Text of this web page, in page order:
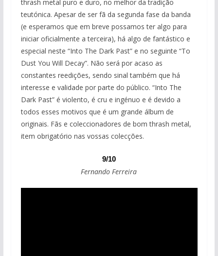
thrash metal puro e duro, no melhor da tradição
teutónica. Apesar de ser fã da segunda fase da banda
(e esperamos que em breve possamos ter algo para
iniciar oficialmente a terceira), há algo de fantástico e
especial neste “Into The Dark Past” e no seguinte “To
Dust You Will Decay”. Não será por acaso as
constantes reedições, sendo sinal também que há
interesse e validade por parte do público. “Into The
Dark Past” é violento, é cru e ingénuo e é devido a
todos esses motivos que é um grande álbum de
originais. Fãs e coleccionadores de bom thrash metal,
item obrigatório nas vossas colecções.
9/10
Fernando Ferreira